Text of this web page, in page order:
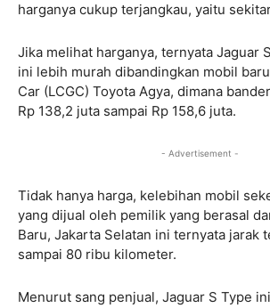
harganya cukup terjangkau, yaitu
Jika melihat harganya, ternyata Jaguar
ini lebih murah dibandingkan mobil
Car (LCGC) Toyota Agya, dimana
Rp 138,2 juta sampai Rp 158,6 juta.
- Advertisement -
Tidak hanya harga, kelebihan mobil
yang dijual oleh pemilik yang berasal
Baru, Jakarta Selatan ini ternyata jarak
sampai 80 ribu kilometer.
Menurut sang penjual, Jaguar S Type